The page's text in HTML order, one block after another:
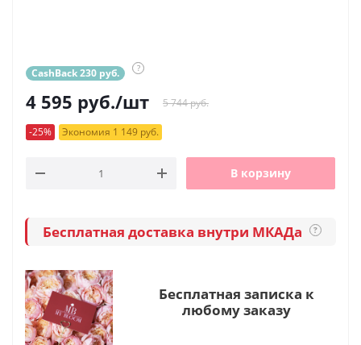
CashBack 230 руб. ?
4 595 руб./шт 5 744 руб.
-25% Экономия 1 149 руб.
В корзину
Бесплатная доставка внутри МКАДа ?
Бесплатная записка к
любому заказу